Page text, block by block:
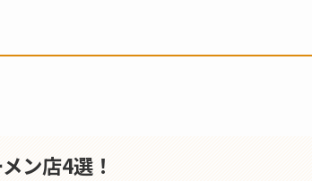
ン店4選！